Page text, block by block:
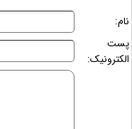
نام:
پست
الکترونیک: